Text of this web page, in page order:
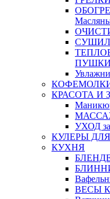
ПУШКИ
КРАСОТА И
УХОД
КУЛЕРЫ
КУХНЯ
ВЕСЫ